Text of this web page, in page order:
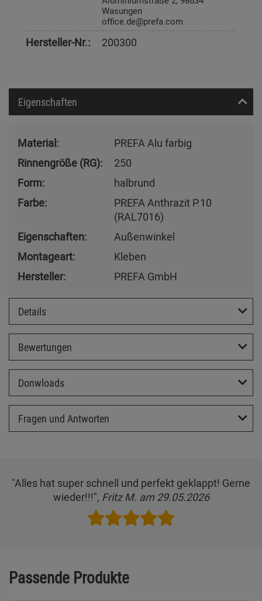
Wasungen
office.de@prefa.com
Hersteller-Nr.: 200300
Eigenschaften
Material:
PREFA Alu farbig
Rinnengröße (RG):
250
Form:
halbrund
Farbe:
PREFA Anthrazit P.10
(RAL7016)
Eigenschaften:
Außenwinkel
Montageart:
Kleben
Hersteller:
PREFA GmbH
Details
Bewertungen
Donwloads
Fragen und Antworten
"Alles hat super schnell und perfekt geklappt! Gerne
wieder!!!", Fritz M. am 29.05.2026
Passende Produkte